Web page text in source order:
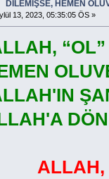
DİLEMİŞSE, HEMEN
13, 2023, 05:35:05 ÖS »
ALLAH,